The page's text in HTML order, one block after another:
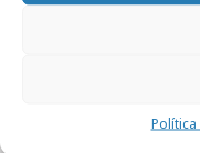
lunes, 25 de abril 2011
Unipapel ficha